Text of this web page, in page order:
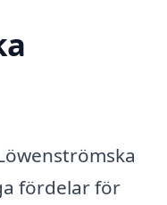
fördelar för